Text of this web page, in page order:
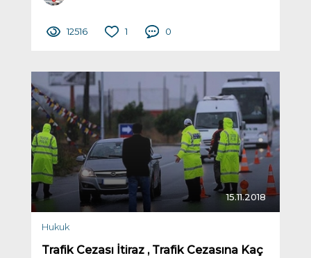
12516 1 0
15.11.2018
Hukuk
Trafik Cezası İtiraz , Trafik Cezasına Kaç